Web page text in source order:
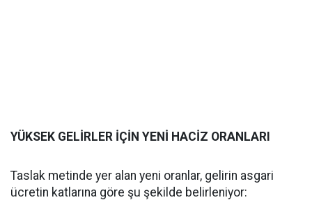
YÜKSEK GELİRLER İÇİN YENİ HACİZ ORANLARI
Taslak metinde yer alan yeni oranlar, gelirin asgari
ücretin katlarına göre şu şekilde belirleniyor: